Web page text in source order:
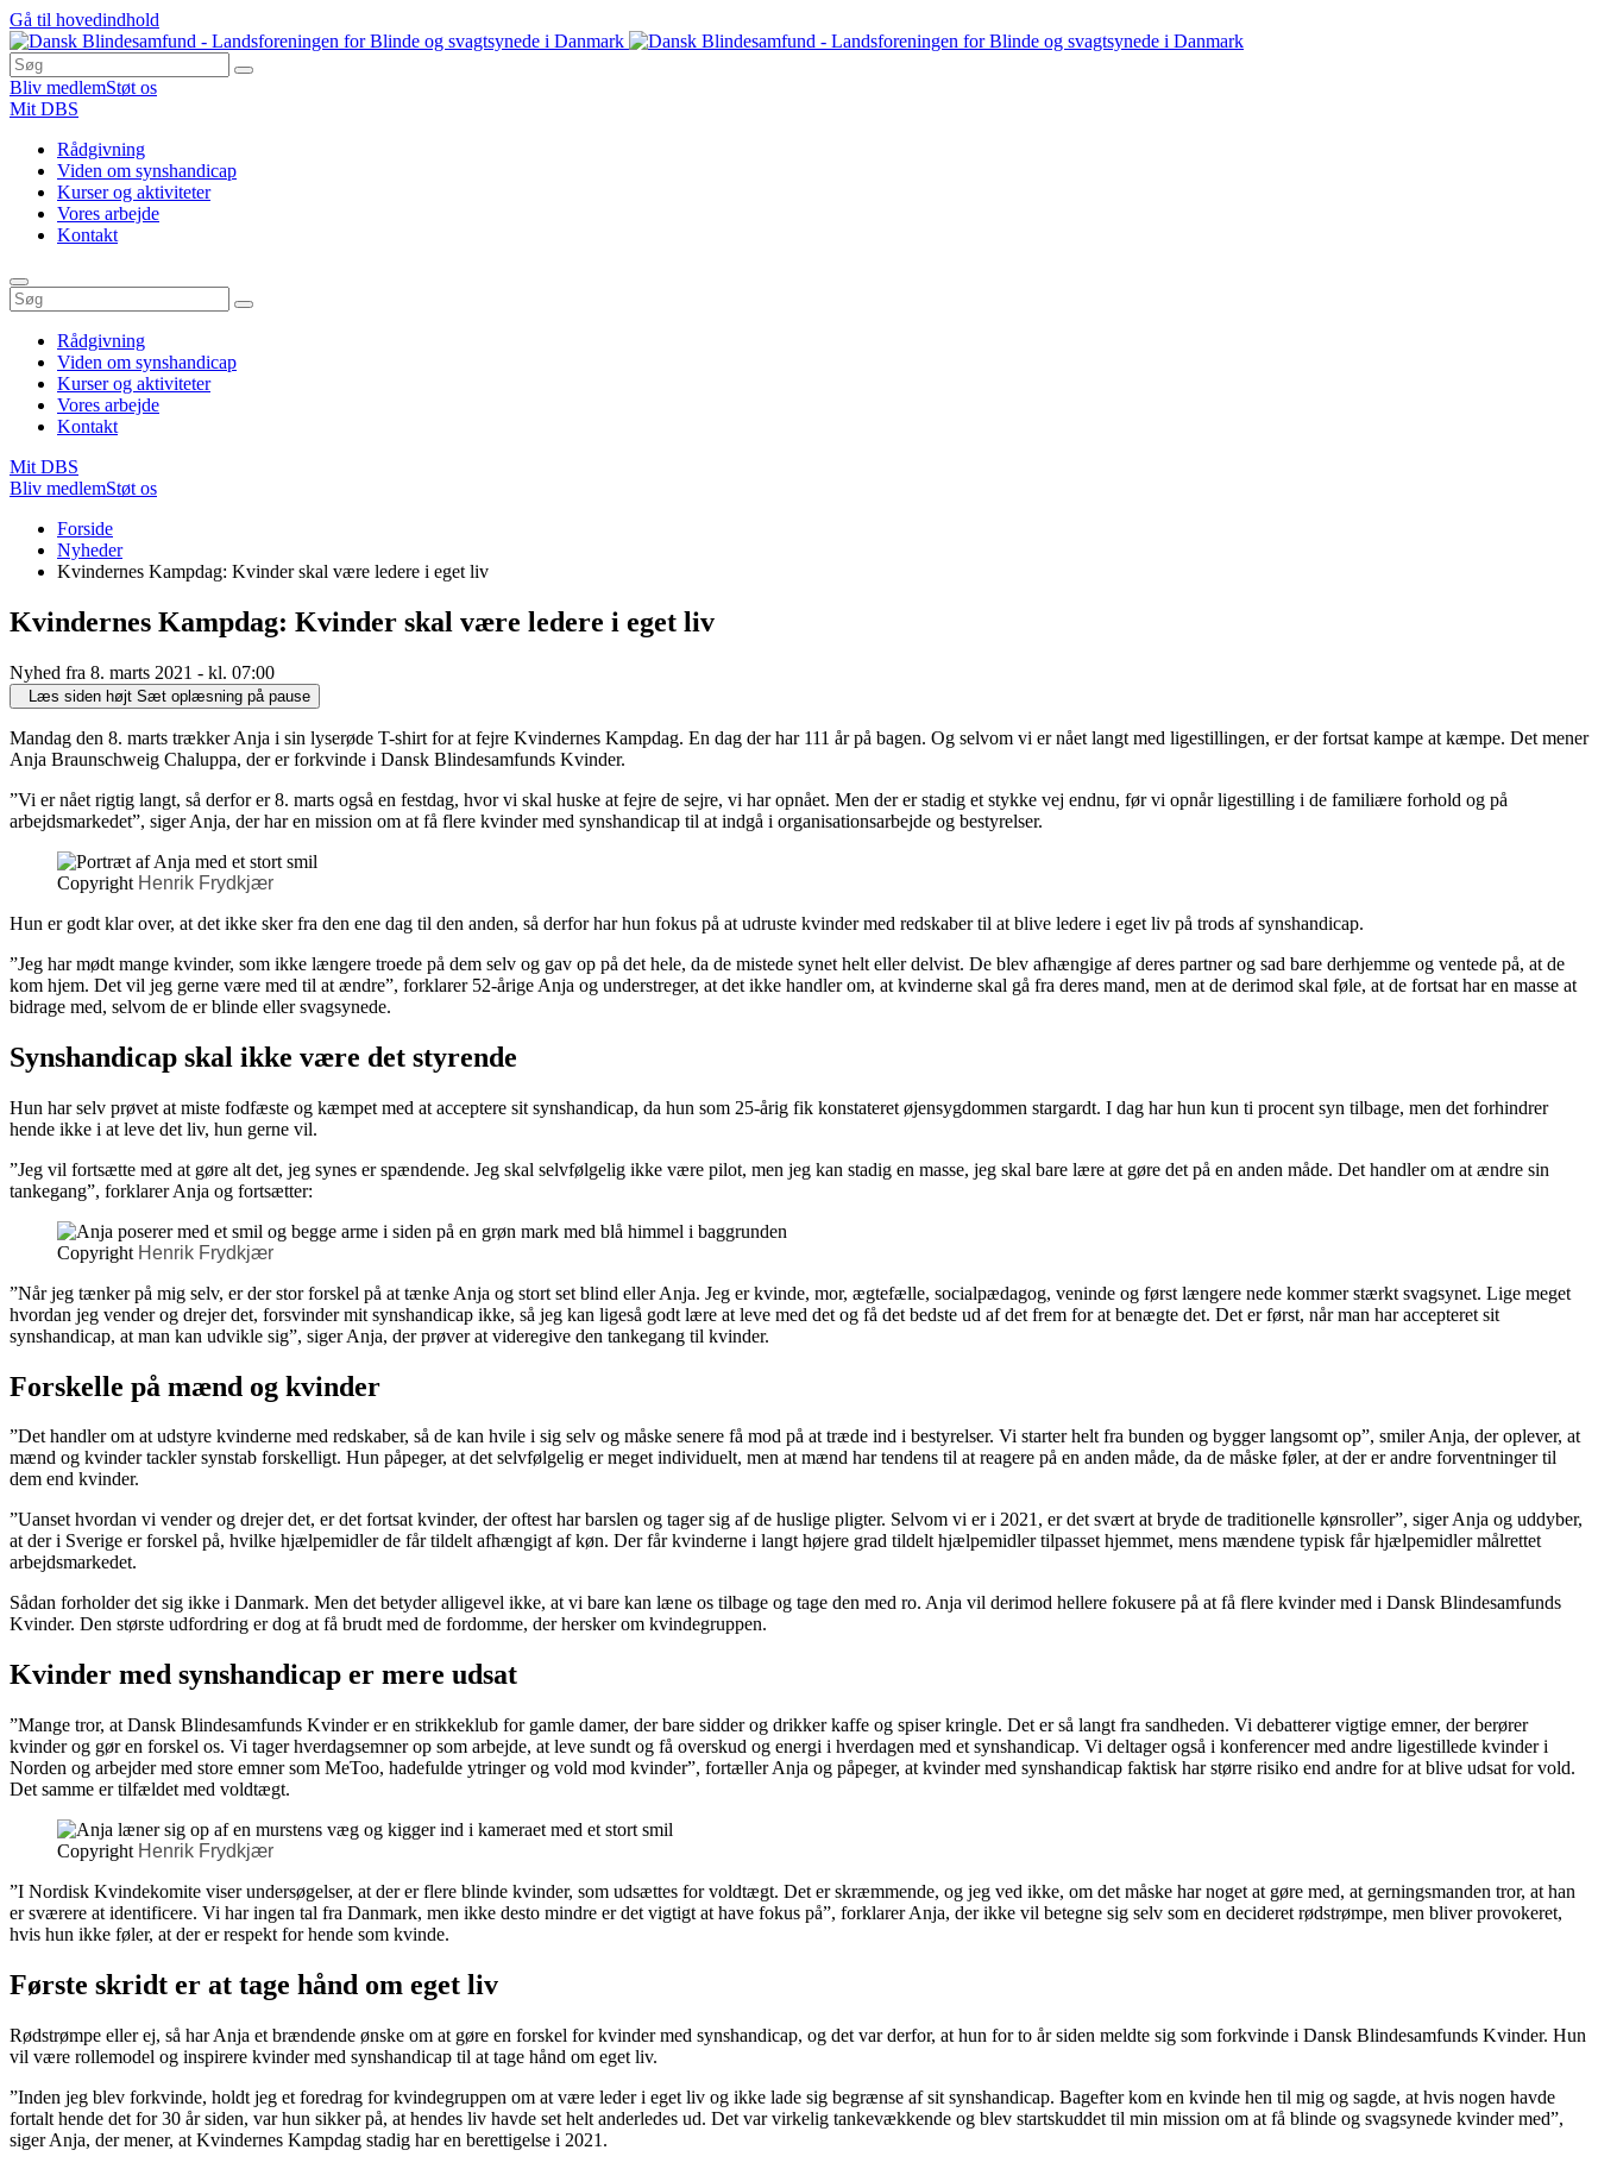
Gå til hovedindhold
Bliv medlemStøt os
Mit DBS
Rådgivning
Viden om synshandicap
Kurser og aktiviteter
Vores arbejde
Kontakt
Rådgivning
Viden om synshandicap
Kurser og aktiviteter
Vores arbejde
Kontakt
Mit DBS
Bliv medlemStøt os
Forside
Nyheder
Kvindernes Kampdag: Kvinder skal være ledere i eget liv
Kvindernes Kampdag: Kvinder skal være ledere i eget liv
Nyhed fra 8. marts 2021 - kl. 07:00
Læs siden højt Sæt oplæsning på pause
Mandag den 8. marts trækker Anja i sin lyserøde T-shirt for at fejre Kvindernes Kampdag. En dag der har 111 år på bagen. Og selvom vi er nået langt med ligestillingen, er der fortsat kampe at kæmpe. Det mener
Anja Braunschweig Chaluppa, der er forkvinde i Dansk Blindesamfunds Kvinder.
”Vi er nået rigtig langt, så derfor er 8. marts også en festdag, hvor vi skal huske at fejre de sejre, vi har opnået. Men der er stadig et stykke vej endnu, før vi opnår ligestilling i de familiære forhold og på
arbejdsmarkedet”, siger Anja, der har en mission om at få flere kvinder med synshandicap til at indgå i organisationsarbejde og bestyrelser.
Copyright Henrik Frydkjær
Hun er godt klar over, at det ikke sker fra den ene dag til den anden, så derfor har hun fokus på at udruste kvinder med redskaber til at blive ledere i eget liv på trods af synshandicap.
”Jeg har mødt mange kvinder, som ikke længere troede på dem selv og gav op på det hele, da de mistede synet helt eller delvist. De blev afhængige af deres partner og sad bare derhjemme og ventede på, at de
kom hjem. Det vil jeg gerne være med til at ændre”, forklarer 52-årige Anja og understreger, at det ikke handler om, at kvinderne skal gå fra deres mand, men at de derimod skal føle, at de fortsat har en masse at
bidrage med, selvom de er blinde eller svagsynede.
Synshandicap skal ikke være det styrende
Hun har selv prøvet at miste fodfæste og kæmpet med at acceptere sit synshandicap, da hun som 25-årig fik konstateret øjensygdommen stargardt. I dag har hun kun ti procent syn tilbage, men det forhindrer
hende ikke i at leve det liv, hun gerne vil.
”Jeg vil fortsætte med at gøre alt det, jeg synes er spændende. Jeg skal selvfølgelig ikke være pilot, men jeg kan stadig en masse, jeg skal bare lære at gøre det på en anden måde. Det handler om at ændre sin
tankegang”, forklarer Anja og fortsætter:
Copyright Henrik Frydkjær
”Når jeg tænker på mig selv, er der stor forskel på at tænke Anja og stort set blind eller Anja. Jeg er kvinde, mor, ægtefælle, socialpædagog, veninde og først længere nede kommer stærkt svagsynet. Lige meget
hvordan jeg vender og drejer det, forsvinder mit synshandicap ikke, så jeg kan ligeså godt lære at leve med det og få det bedste ud af det frem for at benægte det. Det er først, når man har accepteret sit
synshandicap, at man kan udvikle sig”, siger Anja, der prøver at videregive den tankegang til kvinder.
Forskelle på mænd og kvinder
”Det handler om at udstyre kvinderne med redskaber, så de kan hvile i sig selv og måske senere få mod på at træde ind i bestyrelser. Vi starter helt fra bunden og bygger langsomt op”, smiler Anja, der oplever, at
mænd og kvinder tackler synstab forskelligt. Hun påpeger, at det selvfølgelig er meget individuelt, men at mænd har tendens til at reagere på en anden måde, da de måske føler, at der er andre forventninger til
dem end kvinder.
”Uanset hvordan vi vender og drejer det, er det fortsat kvinder, der oftest har barslen og tager sig af de huslige pligter. Selvom vi er i 2021, er det svært at bryde de traditionelle kønsroller”, siger Anja og uddyber,
at der i Sverige er forskel på, hvilke hjælpemidler de får tildelt afhængigt af køn. Der får kvinderne i langt højere grad tildelt hjælpemidler tilpasset hjemmet, mens mændene typisk får hjælpemidler målrettet
arbejdsmarkedet.
Sådan forholder det sig ikke i Danmark. Men det betyder alligevel ikke, at vi bare kan læne os tilbage og tage den med ro. Anja vil derimod hellere fokusere på at få flere kvinder med i Dansk Blindesamfunds
Kvinder. Den største udfordring er dog at få brudt med de fordomme, der hersker om kvindegruppen.
Kvinder med synshandicap er mere udsat
”Mange tror, at Dansk Blindesamfunds Kvinder er en strikkeklub for gamle damer, der bare sidder og drikker kaffe og spiser kringle. Det er så langt fra sandheden. Vi debatterer vigtige emner, der berører
kvinder og gør en forskel os. Vi tager hverdagsemner op som arbejde, at leve sundt og få overskud og energi i hverdagen med et synshandicap. Vi deltager også i konferencer med andre ligestillede kvinder i
Norden og arbejder med store emner som MeToo, hadefulde ytringer og vold mod kvinder”, fortæller Anja og påpeger, at kvinder med synshandicap faktisk har større risiko end andre for at blive udsat for vold.
Det samme er tilfældet med voldtægt.
Copyright Henrik Frydkjær
”I Nordisk Kvindekomite viser undersøgelser, at der er flere blinde kvinder, som udsættes for voldtægt. Det er skræmmende, og jeg ved ikke, om det måske har noget at gøre med, at gerningsmanden tror, at han
er sværere at identificere. Vi har ingen tal fra Danmark, men ikke desto mindre er det vigtigt at have fokus på”, forklarer Anja, der ikke vil betegne sig selv som en decideret rødstrømpe, men bliver provokeret,
hvis hun ikke føler, at der er respekt for hende som kvinde.
Første skridt er at tage hånd om eget liv
Rødstrømpe eller ej, så har Anja et brændende ønske om at gøre en forskel for kvinder med synshandicap, og det var derfor, at hun for to år siden meldte sig som forkvinde i Dansk Blindesamfunds Kvinder. Hun
vil være rollemodel og inspirere kvinder med synshandicap til at tage hånd om eget liv.
”Inden jeg blev forkvinde, holdt jeg et foredrag for kvindegruppen om at være leder i eget liv og ikke lade sig begrænse af sit synshandicap. Bagefter kom en kvinde hen til mig og sagde, at hvis nogen havde
fortalt hende det for 30 år siden, var hun sikker på, at hendes liv havde set helt anderledes ud. Det var virkelig tankevækkende og blev startskuddet til min mission om at få blinde og svagsynede kvinder med”,
siger Anja, der mener, at Kvindernes Kampdag stadig har en berettigelse i 2021.